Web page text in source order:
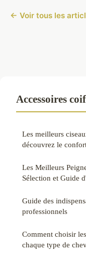
← Voir tous les
Accessoires
Les meilleurs
découvrez le
Les Meilleurs
Sélection et Guide
Guide des
professionnels
Comment choisir
chaque type de